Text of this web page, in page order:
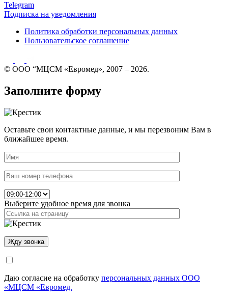
Telegram
Подписка на уведомления
Политика обработки персональных данных
Пользовательское соглашение
© ООО “МЦСМ «Евромед», 2007 – 2026.
Заполните форму
Оставьте свои контактные данные, и мы перезвоним Вам в
ближайшее время.
Выберите удобное время для звонка
Даю согласие на обработку персональных данных ООО
«МЦСМ «Евромед.